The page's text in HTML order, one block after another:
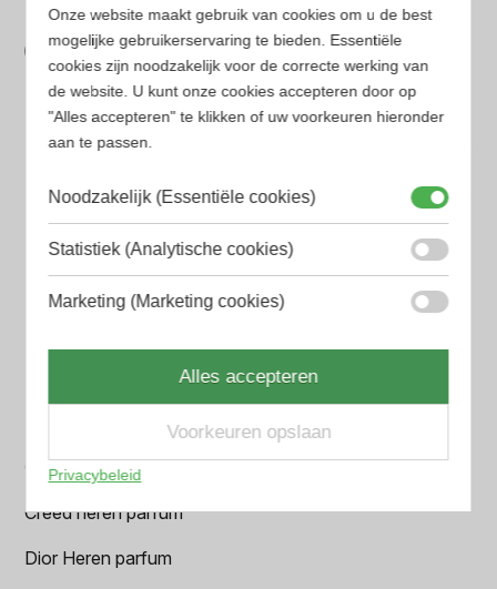
Bespaar tijd en geld
Wij hebben alle prijzen voor je verzameld zodat jij
minder tijd en geld kwijt bent
Amouage Heren parfum
Aramis Heren parfum
BALR. Heren parfum
BVLGARI Heren parfum
Chanel Heren parfum
Creed heren parfum
Dior Heren parfum
Onze website maakt gebruik van cookies om u de best
mogelijke gebruikerservaring te bieden. Essentiële
cookies zijn noodzakelijk voor de correcte werking van
de website. U kunt onze cookies accepteren door op
"Alles accepteren" te klikken of uw voorkeuren hieronder
aan te passen.
Noodzakelijk (Essentiële cookies)
Statistiek (Analytische cookies)
Marketing (Marketing cookies)
Alles accepteren
Voorkeuren opslaan
Privacybeleid